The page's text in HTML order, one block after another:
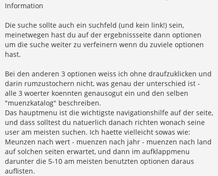
Information
Die suche sollte auch ein suchfeld (und kein link!) sein,
meinetwegen hast du auf der ergebnissseite dann optionen
um die suche weiter zu verfeinern wenn du zuviele optionen
hast.
Bei den anderen 3 optionen weiss ich ohne draufzuklicken und
darin rumzustochern nicht, was genau der unterschied ist -
alle 3 woerter koennten genausogut ein und den selben
"muenzkatalog" beschreiben.
Das hauptmenu ist die wichtigste navigationshilfe auf der seite,
und dass solltest du natuerlich danach richten wonach seine
user am meisten suchen. Ich haette vielleicht sowas wie:
Meunzen nach wert - muenzen nach jahr - muenzen nach land
auf solchen seiten erwartet, und dann im aufklappmenu
darunter die 5-10 am meisten benutzten optionen daraus
auflisten.